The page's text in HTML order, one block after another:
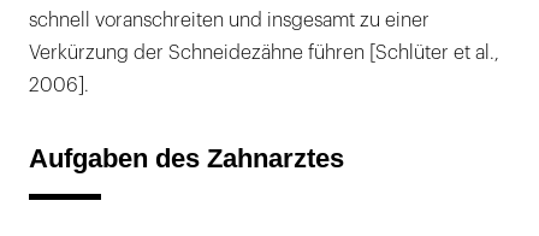
schnell voranschreiten und insgesamt zu einer
Verkürzung der Schneidezähne führen [Schlüter et al.,
2006].
Aufgaben des Zahnarztes